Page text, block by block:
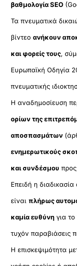
βαθμολογία SEO
Τα πνευματικά
βίντεοανήκουν
και φορείς τους,
Ευρωπαϊκή Οδηγία
πνευματικής
Η αναδημοσίευση
ορίων της
αποσπασμάτων
ενημερωτικούς
και συνδέσμου
Επειδή η
είναιπλήρως
καμία ευθύνη για
τυχόν παραβιάσεις
Η επισκεψιμότητα